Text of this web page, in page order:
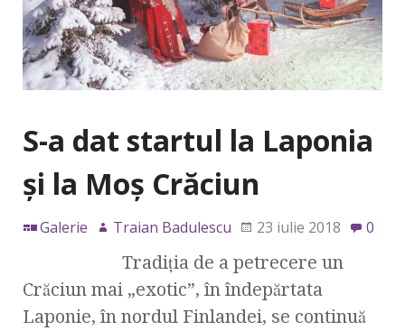
S-a dat startul la Laponia
și la Moș Crăciun
Galerie Traian Badulescu 23 iulie 2018 0
Tradiţia de a petrecere un
Crăciun mai „exotic”, în îndepărtata
Laponie, în nordul Finlandei, se continuă